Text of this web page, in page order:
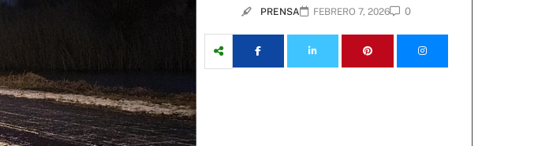
PRENSA FEBRERO 7, 2026 0